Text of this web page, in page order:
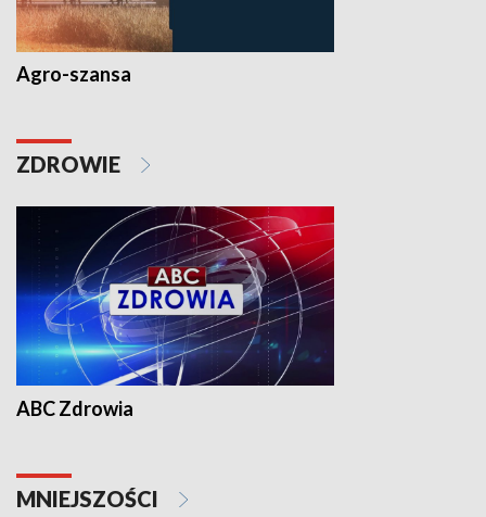
Agro-szansa
ZDROWIE
ABC Zdrowia
MNIEJSZOŚCI